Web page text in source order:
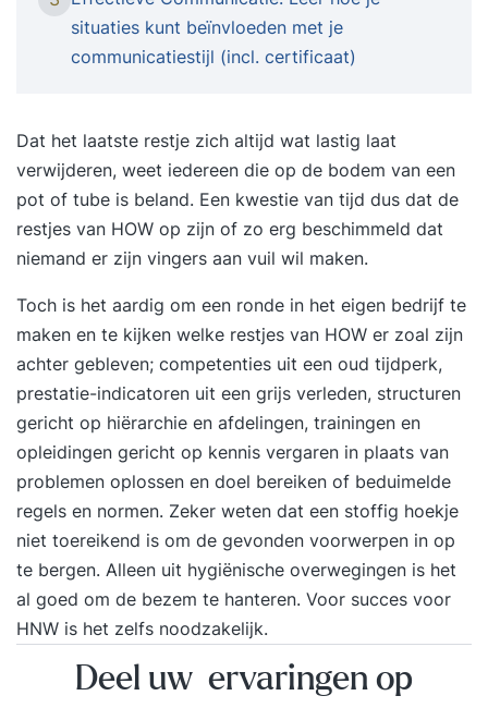
Hoe het werkt 1: Intake Na je inschrijving voor de
cursus Lightroom CC vindt er een telefonische
intake plaats, waarin we je huidige niveau en
aan de slag om een persoonlijk cursusprogramma
voor je samen te stellen op basis van je huidige
niveau en interesses. 3: Cursusdatum Op je zelf
gekozen cursusdatum ga je één op één aan de
slag met onze trainer, die je alle aspecten van de
software laat zien in praktijkgerichte oefeningen.
Wij stellen een computer met de software tot je
beschikking. 4: StudyFlix Na de cursus Lightroom
CC krijg je toegang tot ons online
cursusplatform, waar je terug kan blikken op de
cursus of aan de slag kunt gaan met gevorderde
stof, certificaten kan verdienen & meer
situaties kunt beïnvloeden met je
communicatiestijl (incl. certificaat)
Dat het laatste restje zich altijd wat lastig laat
verwijderen, weet iedereen die op de bodem van een
pot of tube is beland. Een kwestie van tijd dus dat de
restjes van HOW op zijn of zo erg beschimmeld dat
niemand er zijn vingers aan vuil wil maken.
Toch is het aardig om een ronde in het eigen bedrijf te
maken en te kijken welke restjes van HOW er zoal zijn
achter gebleven; competenties uit een oud tijdperk,
prestatie-indicatoren uit een grijs verleden, structuren
gericht op hiërarchie en afdelingen, trainingen en
opleidingen gericht op kennis vergaren in plaats van
problemen oplossen en doel bereiken of beduimelde
regels en normen. Zeker weten dat een stoffig hoekje
niet toereikend is om de gevonden voorwerpen in op
te bergen. Alleen uit hygiënische overwegingen is het
al goed om de bezem te hanteren. Voor succes voor
HNW is het zelfs noodzakelijk.
Deel uw ervaringen op